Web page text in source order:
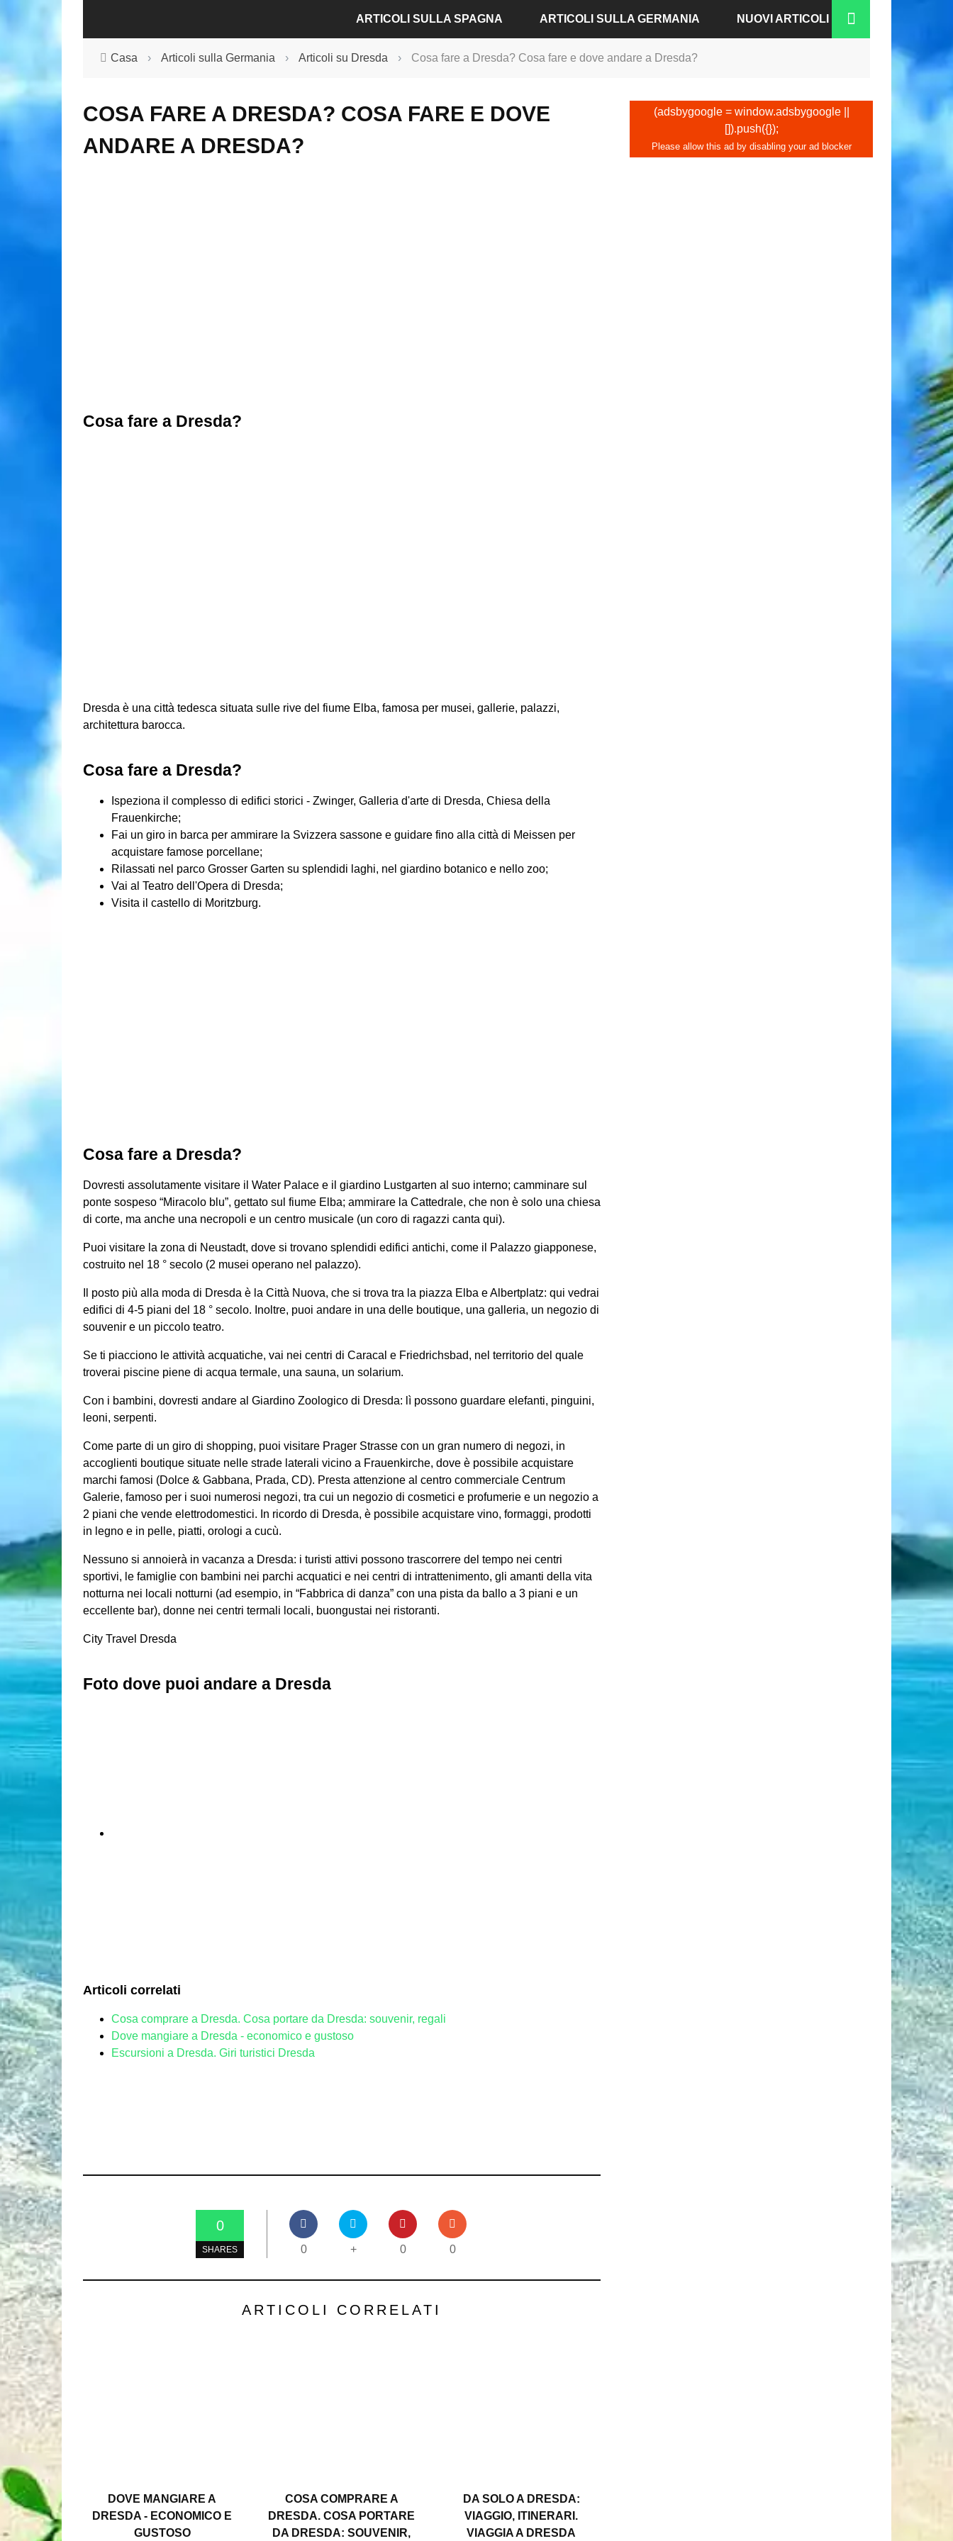
ARTICOLI SULLA SPAGNA
ARTICOLI SU BARCELLONA
ARTICOLI SULLA GERMANIA
ARTICOLI SU BADEN-BADEN
NUOVI ARTICOLI
Casa › Articoli sulla Germania › Articoli su Dresda › Cosa fare a Dresda? Cosa fare e dove andare a Dresda?
COSA FARE A DRESDA? COSA FARE E DOVE
ANDARE A DRESDA?
Cosa fare a Dresda?
Dresda è una città tedesca situata sulle rive del fiume Elba, famosa per musei, gallerie, palazzi,
architettura barocca.
Cosa fare a Dresda?
Ispeziona il complesso di edifici storici - Zwinger, Galleria d'arte di Dresda, Chiesa della
Frauenkirche;
Fai un giro in barca per ammirare la Svizzera sassone e guidare fino alla città di Meissen per
acquistare famose porcellane;
Rilassati nel parco Grosser Garten su splendidi laghi, nel giardino botanico e nello zoo;
Vai al Teatro dell'Opera di Dresda;
Visita il castello di Moritzburg.
Cosa fare a Dresda?
Dovresti assolutamente visitare il Water Palace e il giardino Lustgarten al suo interno; camminare sul
ponte sospeso “Miracolo blu”, gettato sul fiume Elba; ammirare la Cattedrale, che non è solo una chiesa
di corte, ma anche una necropoli e un centro musicale (un coro di ragazzi canta qui).
Puoi visitare la zona di Neustadt, dove si trovano splendidi edifici antichi, come il Palazzo giapponese,
costruito nel 18 ° secolo (2 musei operano nel palazzo).
Il posto più alla moda di Dresda è la Città Nuova, che si trova tra la piazza Elba e Albertplatz: qui vedrai
edifici di 4-5 piani del 18 ° secolo. Inoltre, puoi andare in una delle boutique, una galleria, un negozio di
souvenir e un piccolo teatro.
Se ti piacciono le attività acquatiche, vai nei centri di Caracal e Friedrichsbad, nel territorio del quale
troverai piscine piene di acqua termale, una sauna, un solarium.
Con i bambini, dovresti andare al Giardino Zoologico di Dresda: lì possono guardare elefanti, pinguini,
leoni, serpenti.
Come parte di un giro di shopping, puoi visitare Prager Strasse con un gran numero di negozi, in
accoglienti boutique situate nelle strade laterali vicino a Frauenkirche, dove è possibile acquistare
marchi famosi (Dolce & Gabbana, Prada, CD). Presta attenzione al centro commerciale Centrum
Galerie, famoso per i suoi numerosi negozi, tra cui un negozio di cosmetici e profumerie e un negozio a
2 piani che vende elettrodomestici. In ricordo di Dresda, è possibile acquistare vino, formaggi, prodotti
in legno e in pelle, piatti, orologi a cucù.
Nessuno si annoierà in vacanza a Dresda: i turisti attivi possono trascorrere del tempo nei centri
sportivi, le famiglie con bambini nei parchi acquatici e nei centri di intrattenimento, gli amanti della vita
notturna nei locali notturni (ad esempio, in “Fabbrica di danza” con una pista da ballo a 3 piani e un
eccellente bar), donne nei centri termali locali, buongustai nei ristoranti.
City Travel Dresda
Foto dove puoi andare a Dresda
Articoli correlati
Cosa comprare a Dresda. Cosa portare da Dresda: souvenir, regali
Dove mangiare a Dresda - economico e gustoso
Escursioni a Dresda. Giri turistici Dresda
0
SHARES 0 + 0 0
ARTICOLI CORRELATI
DOVE MANGIARE A
DRESDA - ECONOMICO E
GUSTOSO
COSA COMPRARE A
DRESDA. COSA PORTARE
DA DRESDA: SOUVENIR,
DA SOLO A DRESDA:
VIAGGIO, ITINERARI.
VIAGGIA A DRESDA
(adsbygoogle = window.adsbygoogle ||
[]).push({});